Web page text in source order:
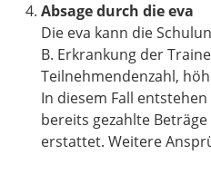
Absage durch die eva
Die eva kann die
B. Erkrankung der
Teilnehmendenzahl,
In diesem Fall
bereits gezahlte
erstattet. Weitere